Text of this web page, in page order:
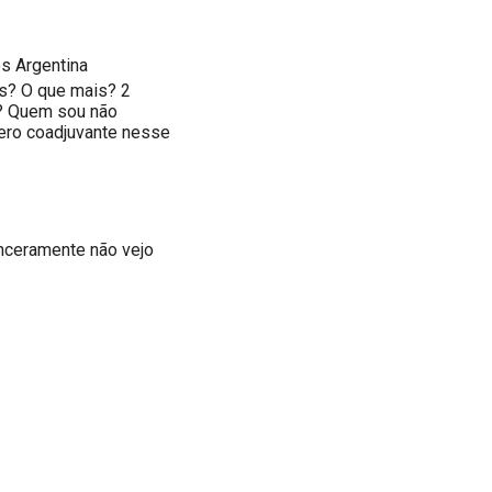
Argentina
O que mais? 2
Quem sou não
coadjuvante nesse
não vejo